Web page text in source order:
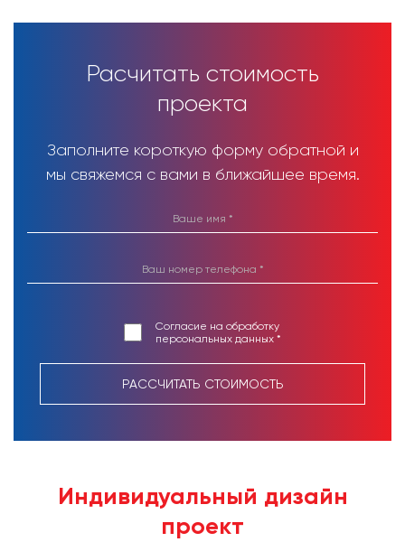
Расчитать стоимость
проекта
Заполните короткую форму обратной и
мы свяжемся с вами в ближайшее время.
Согласие на обработку
персональных данных *
РАССЧИТАТЬ СТОИМОСТЬ
Индивидуальный дизайн
проект